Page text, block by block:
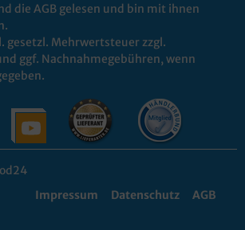
die AGB gelesen und bin mit ihnen
gesetzl. Mehrwertsteuer zzgl.
ggf. Nachnahmegebühren, wenn
Impressum
Datenschutz AGB